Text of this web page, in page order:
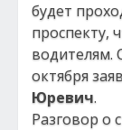
будет
проспекту,
водителям.
октября
Юревич.
Разговор о